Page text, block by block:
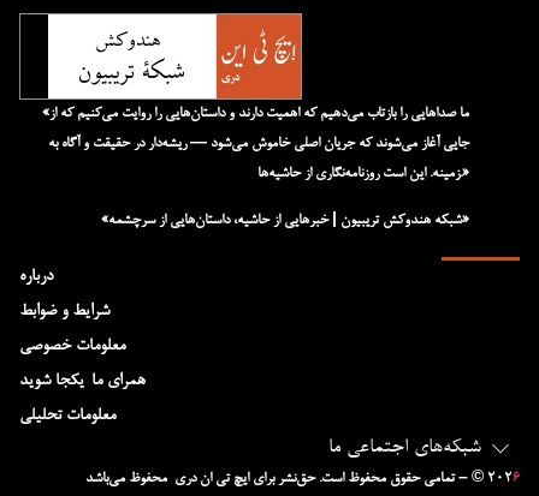
شبکه‌های اجتماعی ما
– © ۲۰۲۶ تمامی حقوق محفوظ است. حق‌نشر برای ایچ‌ تی‌ ان دری محفوظ می‌باشد
درباره
شرایط و ضوابط
معلومات خصوصی
همرای ما-یکجا شوید
معلومات تحلیلی
«ما صداهایی را بازتاب می‌دهیم که اهمیت دارند و داستان‌هایی را روایت می‌کنیم که از
جایی آغاز می‌شوند که جریان اصلی خاموش می‌شود — ریشه‌دار در حقیقت و آگاه به
زمینه. این است روزنامه‌نگاری از حاشیه‌ها.»
«شبکه هند‌و‌کش تریبیون | خبرهایی از حاشیه، داستان‌هایی از سرچشمه»